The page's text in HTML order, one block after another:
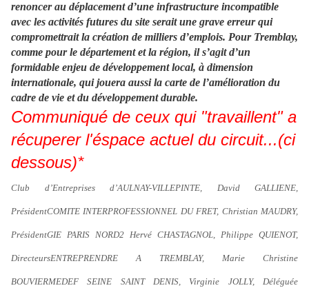
renoncer au déplacement d’une infrastructure incompatible
avec les activités futures du site serait une grave erreur qui
compromettrait la création de milliers d’emplois. Pour Tremblay,
comme pour le département et la région, il s’agit d’un
formidable enjeu de développement local, à dimension
internationale, qui jouera aussi la carte de l’amélioration du
cadre de vie et du développement durable.
Communiqué de ceux qui "travaillent" a
récuperer l'éspace actuel du circuit...(ci
dessous)*
Club d’Entreprises d’AULNAY-VILLEPINTE, David GALLIENE,
PrésidentCOMITE INTERPROFESSIONNEL DU FRET, Christian MAUDRY,
PrésidentGIE PARIS NORD2 Hervé CHASTAGNOL, Philippe QUIENOT,
DirecteursENTREPRENDRE A TREMBLAY, Marie Christine
BOUVIERMEDEF SEINE SAINT DENIS, Virginie JOLLY, Déléguée